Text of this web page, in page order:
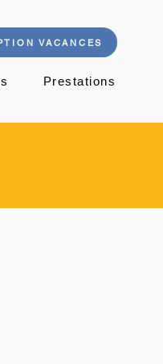
VACANCES
Prestations